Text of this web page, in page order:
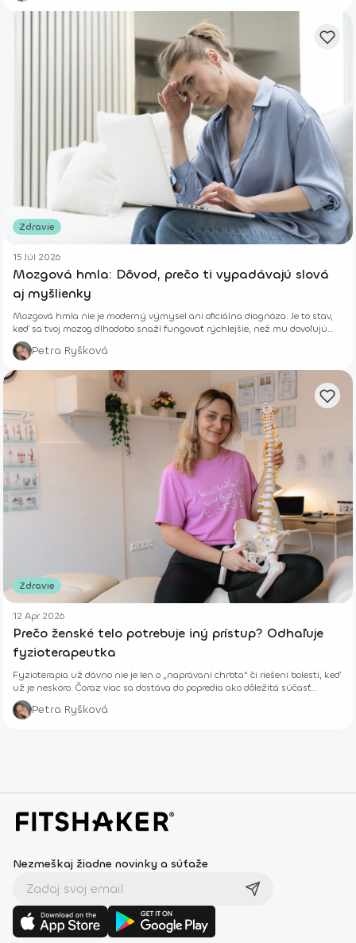
Zdravie
15 Júl 2026
Mozgová hmla: Dôvod, prečo ti vypadávajú slová
aj myšlienky
Mozgová hmla nie je moderný výmysel ani oficiálna diagnóza. Je to stav,
keď sa tvoj mozog dlhodobo snaží fungovať rýchlejšie, než mu dovoľujú
jeho biologické limity.
Petra Ryšková
Zdravie
12 Apr 2026
Prečo ženské telo potrebuje iný prístup? Odhaľuje
fyzioterapeutka
Fyzioterapia už dávno nie je len o „naprávaní chrbta“ či riešení bolesti, keď
už je neskoro. Čoraz viac sa dostáva do popredia ako dôležitá súčasť
prevencie, starostlivosti o telo aj celkového zdravia – fyzického aj
psychického.
Petra Ryšková
Nezmeškaj žiadne novinky a súťaže